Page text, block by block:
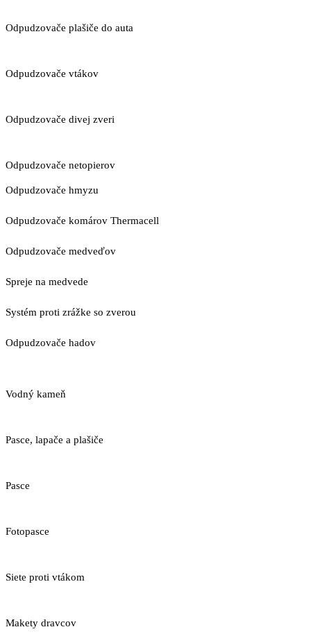
Odpudzovače plašiče do auta
Odpudzovače vtákov
Odpudzovače divej zveri
Odpudzovače netopierov
Odpudzovače hmyzu
Odpudzovače komárov Thermacell
Odpudzovače medveďov
Spreje na medvede
Systém proti zrážke so zverou
Odpudzovače hadov
Vodný kameň
Pasce, lapače a plašiče
Pasce
Fotopasce
Siete proti vtákom
Makety dravcov